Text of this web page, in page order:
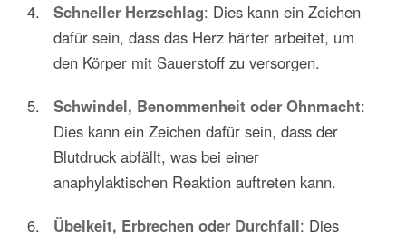
Schneller Herzschlag: Dies kann ein Zeichen
dafür sein, dass das Herz härter arbeitet, um
den Körper mit Sauerstoff zu versorgen.
Schwindel, Benommenheit oder Ohnmacht:
Dies kann ein Zeichen dafür sein, dass der
Blutdruck abfällt, was bei einer
anaphylaktischen Reaktion auftreten kann.
Übelkeit, Erbrechen oder Durchfall: Dies